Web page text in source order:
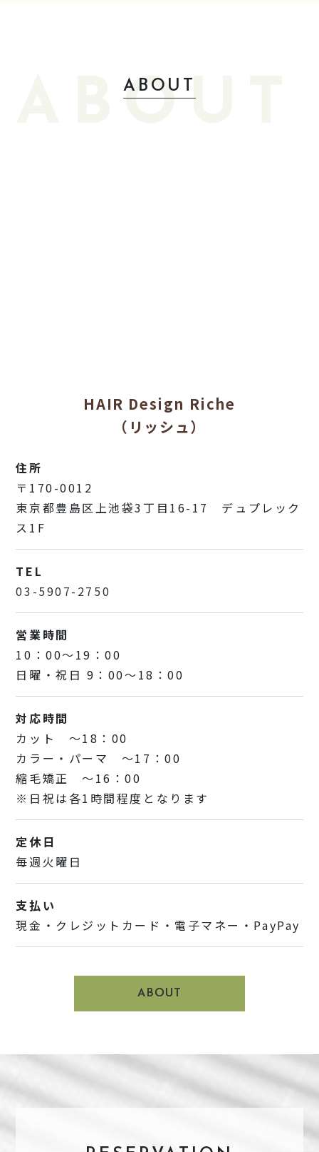
ABOUT
ABOUT
HAIR Design Riche
（リッシュ）
住所
〒170-0012
東京都豊島区上池袋3丁目16-17 デュプレック
ス1F
TEL
03-5907-2750
営業時間
10：00～19：00
日曜・祝日 9：00～18：00
対応時間
カット ～18：00
カラー・パーマ ～17：00
縮毛矯正 ～16：00
※日祝は各1時間程度となります
定休日
毎週火曜日
支払い
現金・クレジットカード・電子マネー・PayPay
ABOUT